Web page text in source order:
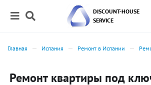
DISCOUNT-HOUSE
SERVICE
Главная Испания Ремонт в Испании
Ремонт квартиры под